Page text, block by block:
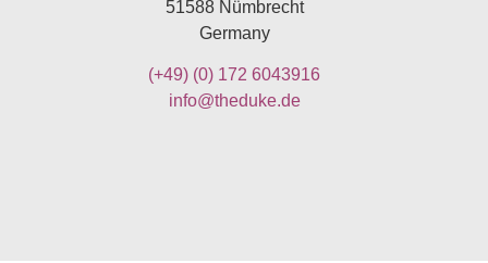
51588 Nümbrecht
Germany
(+49) (0) 172 6043916
info@theduke.de